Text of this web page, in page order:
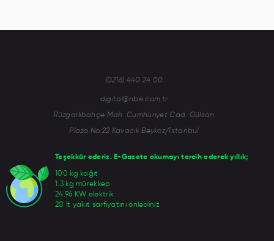
Teşekkür ederiz. E-Gazete okumayı tercih ederek yıllık;
100 kg kağıt
1.3 kg mürekkep
24.96 KW elektrik
20 lt yakıt sarfiyatını önlediniz
(0216) 440 24 00
digital@nbe.com.tr
Rüzgarlıbahçe Mah. Cumhuriyet Cad. Gülsan
Plaza No:22 Kavacık Beykoz/İstanbul